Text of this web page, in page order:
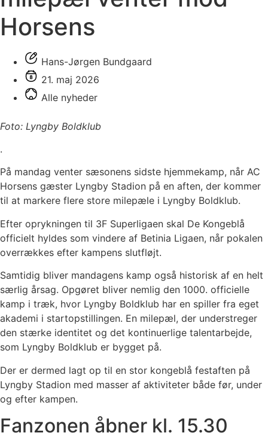
Horsens
Hans-Jørgen Bundgaard
21. maj 2026
Alle nyheder
Foto: Lyngby Boldklub
.
På mandag venter sæsonens sidste hjemmekamp, når AC
Horsens gæster Lyngby Stadion på en aften, der kommer
til at markere flere store milepæle i Lyngby Boldklub.
Efter oprykningen til 3F Superligaen skal De Kongeblå
officielt hyldes som vindere af Betinia Ligaen, når pokalen
overrækkes efter kampens slutfløjt.
Samtidig bliver mandagens kamp også historisk af en helt
særlig årsag. Opgøret bliver nemlig den 1000. officielle
kamp i træk, hvor Lyngby Boldklub har en spiller fra eget
akademi i startopstillingen. En milepæl, der understreger
den stærke identitet og det kontinuerlige talentarbejde,
som Lyngby Boldklub er bygget på.
Der er dermed lagt op til en stor kongeblå festaften på
Lyngby Stadion med masser af aktiviteter både før, under
og efter kampen.
Fanzonen åbner kl. 15.30